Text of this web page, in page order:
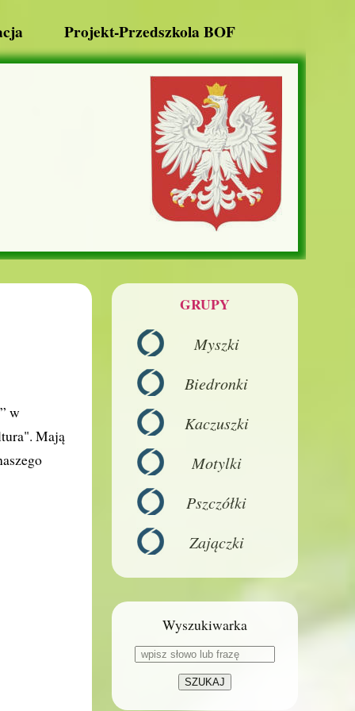
Projekt-Przedszkola BOF
GRUPY
Myszki
Biedronki
Kaczuszki
Motylki
Pszczółki
Zajączki
Wyszukiwarka
SZUKAJ
w
Mają